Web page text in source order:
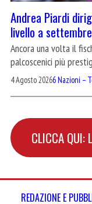
Andrea Piardi
livello a settembre
Ancora una volta il
palcoscenici più
4 Agosto 20266 Nazioni –
CLICCA QUI:
REDAZIONE E